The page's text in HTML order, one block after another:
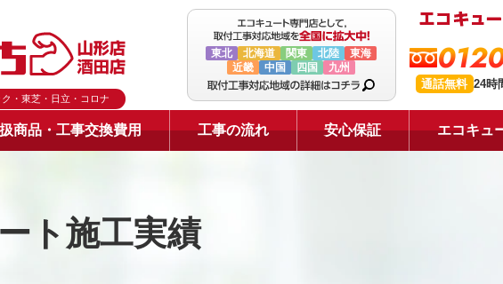
・東芝・日立・コロナ
東北 北海道 関東 北陸
東海
近畿
中国 四国 九州
通話無料 24時
商品・工事交換費用 工事の流れ 安心保証 エコキュ
ト施工実績